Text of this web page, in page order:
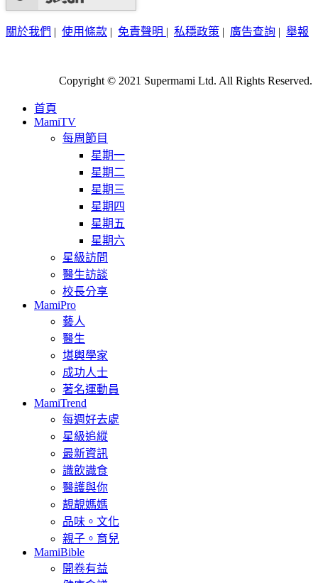
關於我們 | 使用條款 | 免責聲明 | 私穩政策 | 廣告查詢 | 舉報
Copyright © 2021 Supermami Ltd. All Rights Reserved.
首頁
MamiTV
每周節目
星期一
星期二
星期三
星期四
星期五
星期六
星級訪問
醫生訪談
校長分享
MamiPro
藝人
醫生
堪輿學家
成功人士
著名運動員
MamiTrend
每週好去處
星級追縱
最新資訊
識飲識食
醫護與你
靚靚媽媽
品味。文化
親子。育兒
MamiBible
開卷有益